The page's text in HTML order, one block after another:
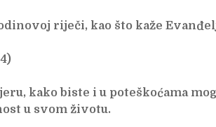
riječi, kao što kaže
kako biste i u poteškoćama
u svom životu.